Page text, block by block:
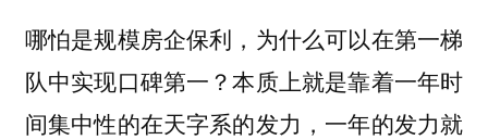
哪怕是规模房企保利，为什么可以在第一梯
队中实现口碑第一？本质上就是靠着一年时
间集中性的在天字系的发力，一年的发力就